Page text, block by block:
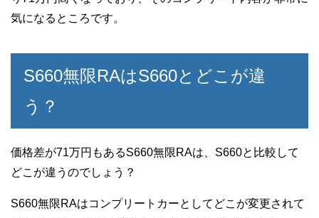
気になるところです。
S660無限RAはS660とどこが違
う？
価格差が71万円もあるS660無限RAは、S660と比較して
どこが違うのでしょう？
S660無限RAはコンプリートカーとしてどこが変更されて